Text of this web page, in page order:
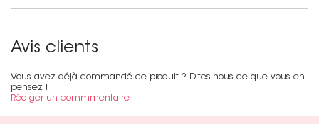
Avis clients
Vous avez déjà commandé ce produit ? Dites-nous ce que vous en
pensez !
Rédiger un commmentaire